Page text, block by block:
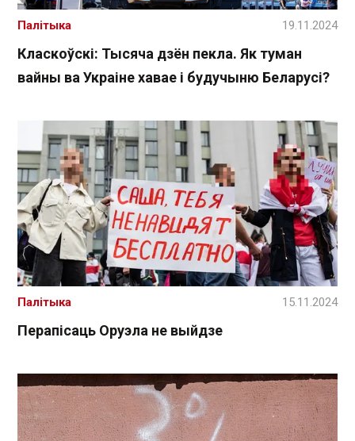
Класкоўскі: Тысяча дзён пекла. Як туман
вайны ва Украіне хавае і будучыню Беларусі?
Палітыка 19.11.2024
Перапісаць Оруэла не выйдзе
Палітыка 15.11.2024